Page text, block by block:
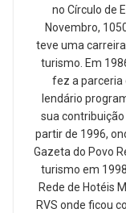
no Círculo de
Novembro,
teve uma
turismo. Em
fez a parceria
lendário
sua
partir de 1996,
Gazeta do Povo
turismo em
Rede de Hotéis
RVS onde ficou